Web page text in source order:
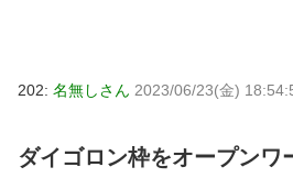
202: 名無しさん 2023/06/23(金)
ダイゴロン枠をオープンワ